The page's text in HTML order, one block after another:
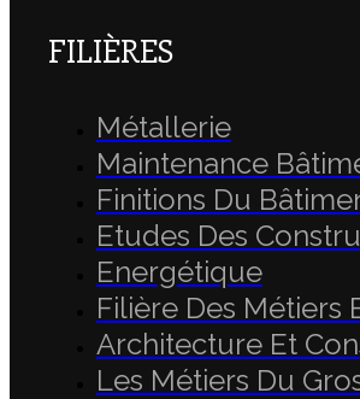
FILIÈRES
Métallerie
Maintenance
Finitions Du
Etudes Des
Energétique
Filière Des Métiers
Architecture Et
Les Métiers Du